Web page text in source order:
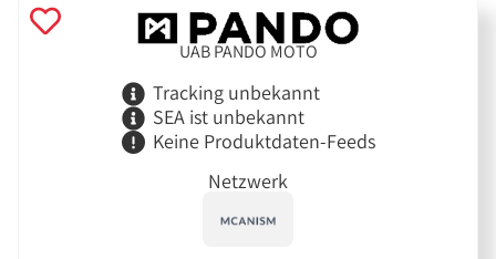
UAB PANDO MOTO
Tracking unbekannt
SEA ist unbekannt
Keine Produktdaten-Feeds
Netzwerk